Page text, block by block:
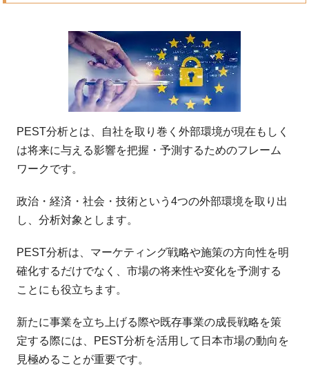
PEST分析とは、自社を取り巻く外部環境が現在もしく
は将来に与える影響を把握・予測するためのフレーム
ワークです。
政治・経済・社会・技術という4つの外部環境を取り出
し、分析対象とします。
PEST分析は、マーケティング戦略や施策の方向性を明
確化するだけでなく、市場の将来性や変化を予測する
ことにも役立ちます。
新たに事業を立ち上げる際や既存事業の成長戦略を策
定する際には、PEST分析を活用して日本市場の動向を
見極めることが重要です。